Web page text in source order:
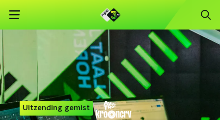
Uitzending gemist